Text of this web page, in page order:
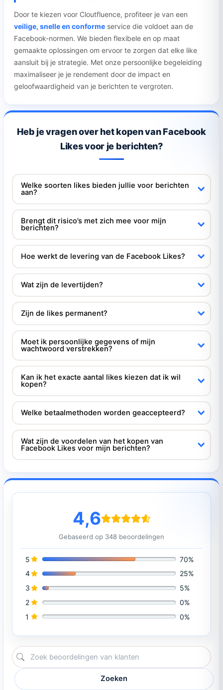
Door te kiezen voor Cloutfluence, profiteer je van een
veilige, snelle en conforme service die voldoet aan de
Facebook-normen. We bieden flexibele en op maat
gemaakte oplossingen om ervoor te zorgen dat elke like
aansluit bij je strategie. Met onze persoonlijke begeleiding
maximaliseer je je rendement door de impact en
geloofwaardigheid van je berichten te vergroten.
Heb je vragen over het kopen van Facebook
Likes voor je berichten?
Welke soorten likes bieden jullie voor berichten
aan?
Brengt dit risico’s met zich mee voor mijn
berichten?
Hoe werkt de levering van de Facebook Likes?
Wat zijn de levertijden?
Zijn de likes permanent?
Moet ik persoonlijke gegevens of mijn
wachtwoord verstrekken?
Kan ik het exacte aantal likes kiezen dat ik wil
kopen?
Welke betaalmethoden worden geaccepteerd?
Wat zijn de voordelen van het kopen van
Facebook Likes voor mijn berichten?
4,6
Gebaseerd op 348 beoordelingen
5
70%
4
25%
3
5%
2
0%
1
0%
Zoeken